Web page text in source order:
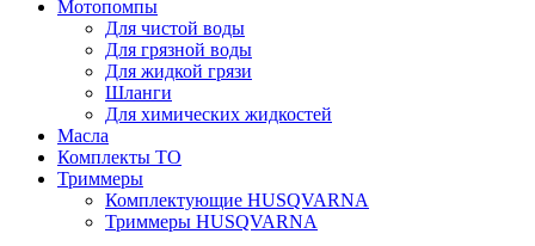
Мотопомпы
Для чистой воды
Для грязной воды
Для жидкой грязи
Шланги
Для химических жидкостей
Масла
Комплекты ТО
Триммеры
Комплектующие HUSQVARNA
Триммеры HUSQVARNA